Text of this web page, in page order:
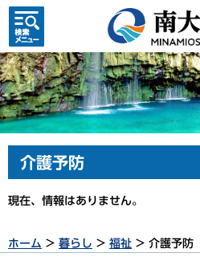
検索・
共通メ
ニュー
介護予防
現在、情報はありません。
ホーム > 暮らし > 福祉 > 介護予防